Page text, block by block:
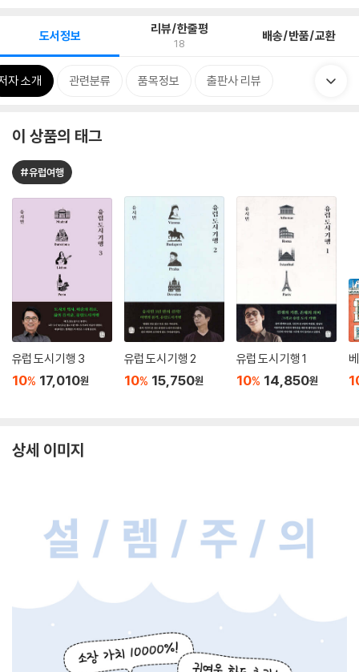
도서정보 리뷰/한줄평
18 배송/반품/교환
자 소개 관련분류 품목정보 출판사 리뷰
이 상품의 태그
#유럽여행
유럽 도시 기행 3
10% 17,010원
유럽 도시 기행 2
10% 15,750원
유럽 도시 기행 1
10% 14,850원
상세 이미지